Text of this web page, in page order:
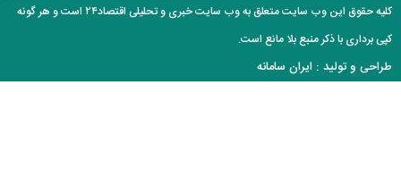
محمد مهاجری: برخی روحانیون نمره اخلاقشان صفر است / لباس دین را
آلوده نکنید
فیلم/ سخنرانی دیده نشده آیت الله هاشمی درباره آتش بس و پذیرش قطع
نامه۵۹۸
کلیه حقوق این وب سایت متعلق به وب سایت خبری و تحلیلی اقتصاد۲۴ است و هر گونه
کپی برداری با ذکر منبع بلا مانع است.
طراحی و تولید : ایران سامانه